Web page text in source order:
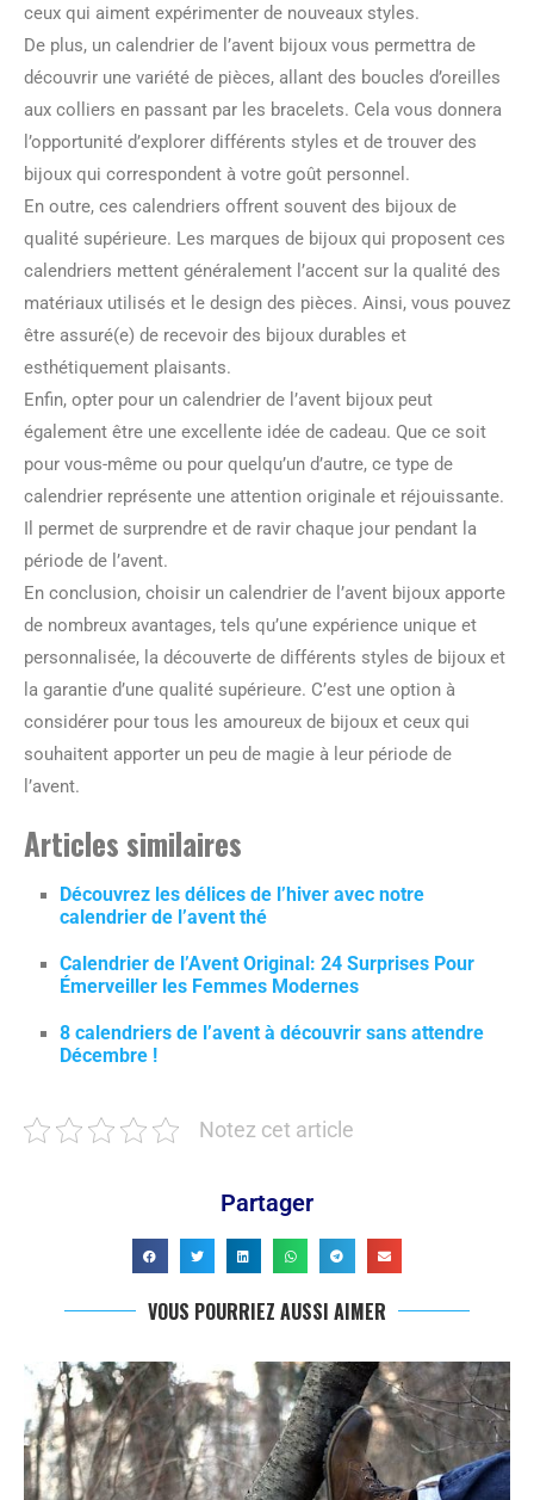
ceux qui aiment expérimenter de nouveaux styles.
De plus, un calendrier de l’avent bijoux vous permettra de
découvrir une variété de pièces, allant des boucles d’oreilles
aux colliers en passant par les bracelets. Cela vous donnera
l’opportunité d’explorer différents styles et de trouver des
bijoux qui correspondent à votre goût personnel.
En outre, ces calendriers offrent souvent des bijoux de
qualité supérieure. Les marques de bijoux qui proposent ces
calendriers mettent généralement l’accent sur la qualité des
matériaux utilisés et le design des pièces. Ainsi, vous pouvez
être assuré(e) de recevoir des bijoux durables et
esthétiquement plaisants.
Enfin, opter pour un calendrier de l’avent bijoux peut
également être une excellente idée de cadeau. Que ce soit
pour vous-même ou pour quelqu’un d’autre, ce type de
calendrier représente une attention originale et réjouissante.
Il permet de surprendre et de ravir chaque jour pendant la
période de l’avent.
En conclusion, choisir un calendrier de l’avent bijoux apporte
de nombreux avantages, tels qu’une expérience unique et
personnalisée, la découverte de différents styles de bijoux et
la garantie d’une qualité supérieure. C’est une option à
considérer pour tous les amoureux de bijoux et ceux qui
souhaitent apporter un peu de magie à leur période de
l’avent.
Articles similaires
Découvrez les délices de l’hiver avec notre
calendrier de l’avent thé
Calendrier de l’Avent Original: 24 Surprises Pour
Émerveiller les Femmes Modernes
8 calendriers de l’avent à découvrir sans attendre
Décembre !
Notez cet article
Partager
VOUS POURRIEZ AUSSI AIMER